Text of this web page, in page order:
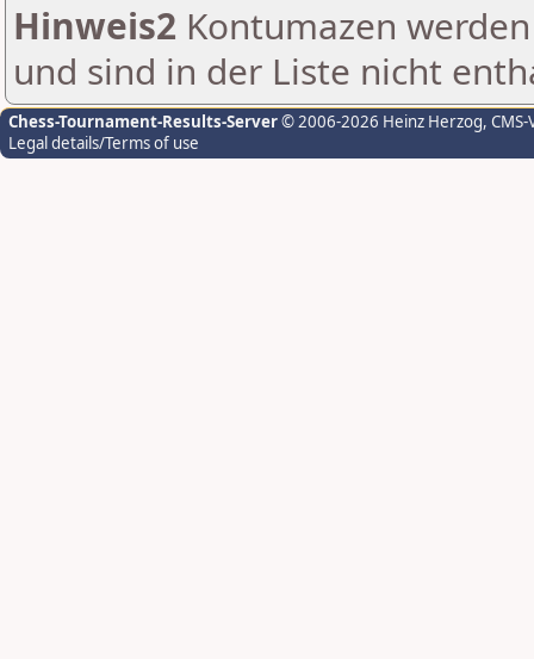
Hinweis2 Kontumazen
und sind in der Liste nicht
Chess-Tournament-Results-Server© 2006-2026 Heinz Herzog,
Legal details/Terms of use